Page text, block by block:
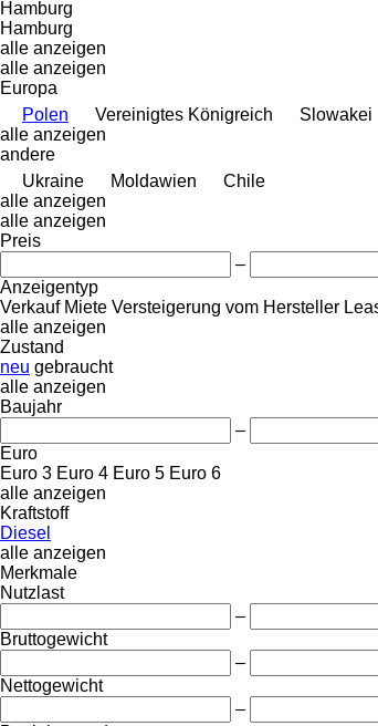
Hamburg
Hamburg
alle anzeigen
alle anzeigen
Europa
Polen
Vereinigtes Königreich Slowakei
alle anzeigen
andere
Ukraine
Moldawien
Chile
alle anzeigen
alle anzeigen
Preis
–
Anzeigentyp
Verkauf Miete Versteigerung vom Hersteller
alle anzeigen
Zustand
neu gebraucht
alle anzeigen
Baujahr
–
Euro
Euro 3 Euro 4 Euro 5 Euro 6
alle anzeigen
Kraftstoff
Diesel
alle anzeigen
Merkmale
Nutzlast
–
Bruttogewicht
–
Nettogewicht
–